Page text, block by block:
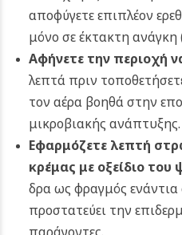
αποφύγετε επιπλέον
μόνο σε έκτακτη ανάγκη
Αφήνετε την περιοχή
λεπτά πριν
τον αέρα βοηθά στην
μικροβιακής ανάπτυξης.
Εφαρμόζετε λεπτή
κρέμας με οξείδιο του
δρα ως φραγμός ενάντια
προστατεύει την